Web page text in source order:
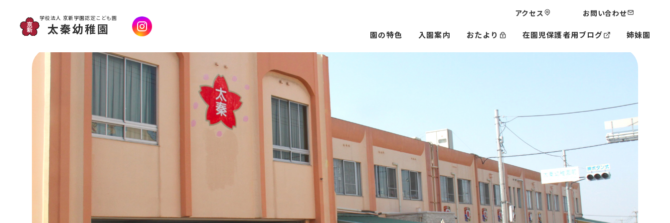
学校法人 京新学園認定こども園
太秦幼稚園 園の特色 入園案内 おたより 在園児保護者用ブログ 姉妹園
アクセス お問い合わせ